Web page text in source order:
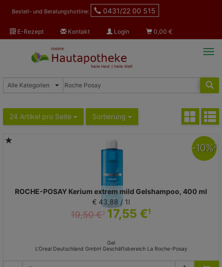
Bestell- und Beratungshotline: 0431/22 00 515
E-Rezept Kontakt Login 0,00 €
24 Artikel pro Seite Sortierung
ROCHE-POSAY Kerium extrem mild Gelshampoo, 400 ml
€ 43,88 / 1l
19,50 €2 17,55 €1
Gel
L'Oreal Deutschland GmbH Geschäftsbereich La Roche-Posay
-10%2